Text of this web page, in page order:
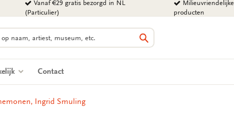
Vanaf €29 gratis bezorgd in NL
(Particulier)
Milieuvriendelijke
producten
Zoeken
Contact
Ingrid Smuling